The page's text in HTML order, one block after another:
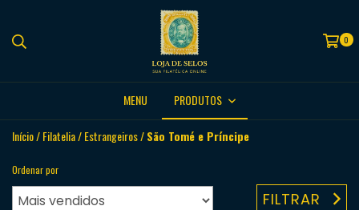
0
MENU PRODUTOS
Início/Filatelia/Estrangeiros/São Tomé e Príncipe
Ordenar por
FILTRAR